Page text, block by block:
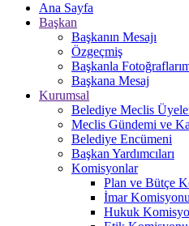
Ana Sayfa
Başkan
Başkanın Mesajı
Özgeçmiş
Başkanla
Başkana Mesaj
Kurumsal
Belediye Meclis
Meclis Gündemi ve
Belediye Encümeni
Başkan Yardımcıları
Komisyonlar
Plan ve Bütçe
İmar Komisyonu
Hukuk